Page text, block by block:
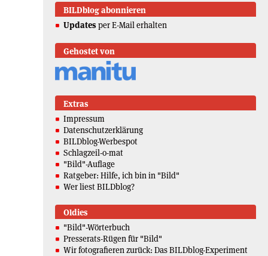
BILDblog abonnieren
Updates per E-Mail erhalten
Gehostet von
Extras
Impressum
Datenschutzerklärung
BILDblog-Werbespot
Schlagzeil-o-mat
"Bild"-Auflage
Ratgeber: Hilfe, ich bin in "Bild"
Wer liest BILDblog?
Oldies
"Bild"-Wörterbuch
Presserats-Rügen für "Bild"
Wir fotografieren zurück: Das BILDblog-Experiment